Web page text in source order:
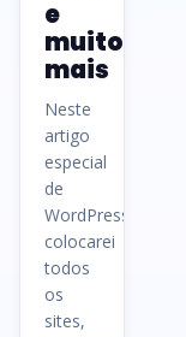
e
muito
mais
Neste
artigo
especial
de
WordPress
colocarei
todos
os
sites,